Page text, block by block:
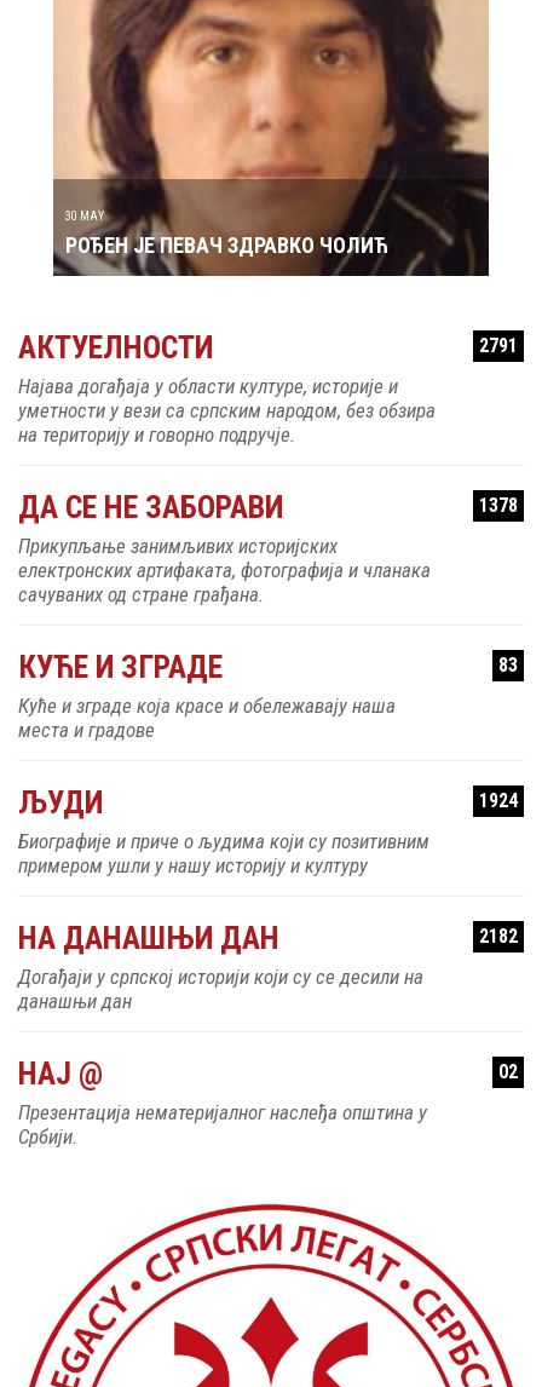
30 MAY
РОЂЕН ЈЕ ПЕВАЧ ЗДРАВКО ЧОЛИЋ
АКТУЕЛНОСТИ 2791
Најава догађаја у области културе, историје и
уметности у вези са српским народом, без обзира
на територију и говорно подручје.
ДА СЕ НЕ ЗАБОРАВИ 1378
Прикупљање занимљивих историјских
електронских артифаката, фотографија и чланака
сачуваних од стране грађана.
КУЋЕ И ЗГРАДЕ 83
Куће и зграде која красе и обележавају наша
места и градове
ЉУДИ 1924
Биографије и приче о људима који су позитивним
примером ушли у нашу историју и културу
НА ДАНАШЊИ ДАН 2182
Догађаји у српској историји који су се десили на
данашњи дан
НАЈ @ 02
Презентација нематеријалног наслеђа општина у
Србији.